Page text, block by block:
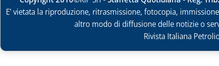
E' vietata la riproduzione, ritrasmissione, fotocopia,
altro modo di diffusione delle notizie o
Rivista Italiana